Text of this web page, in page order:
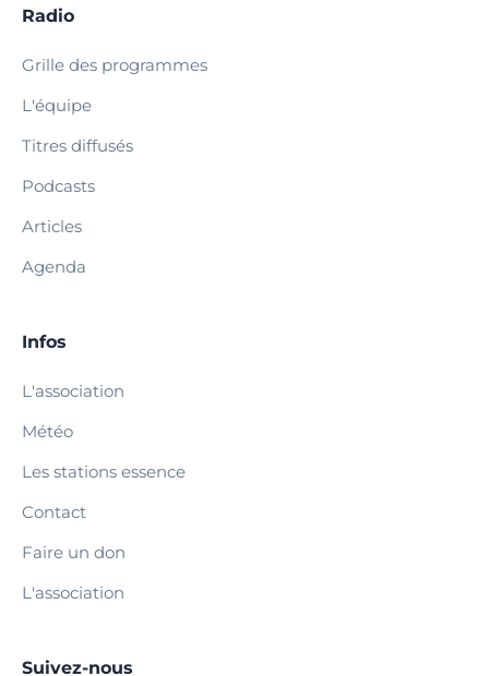
Radio
Grille des programmes
L'équipe
Titres diffusés
Podcasts
Articles
Agenda
Infos
L'association
Météo
Les stations essence
Contact
Faire un don
L'association
Suivez-nous